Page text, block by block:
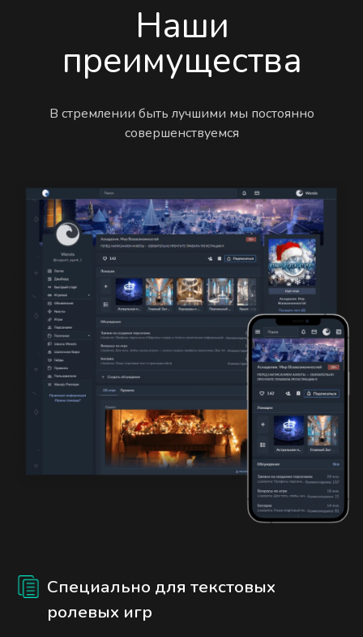
Наши
преимущества
В стремлении быть лучшими мы постоянно
совершенствуемся
Специально для текстовых
ролевых игр